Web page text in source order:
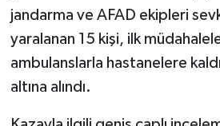
jandarma ve AFAD ekipleri
yaralanan 15 kişi, ilk
ambulanslarla hastanelere
altına alındı.